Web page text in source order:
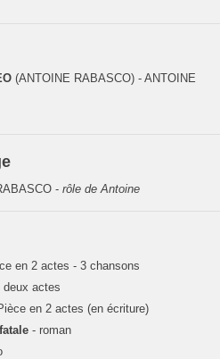
(ANTOINE RABASCO) - ANTOINE
-rôle de Antoine
en 2 actes - 3 chansons
actes
en 2 actes (en écriture)
- roman